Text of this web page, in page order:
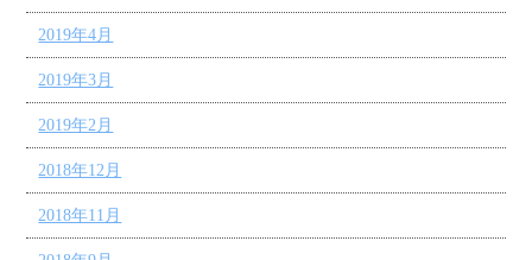
2019年4月
2019年3月
2019年2月
2018年12月
2018年11月